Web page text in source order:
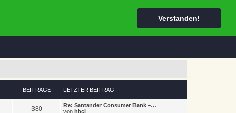
Verstanden!
Abmelden
Registrieren
BEITRÄGE LETZTER BEITRAG
380
Re: Santander Consumer Bank –…
von hbci